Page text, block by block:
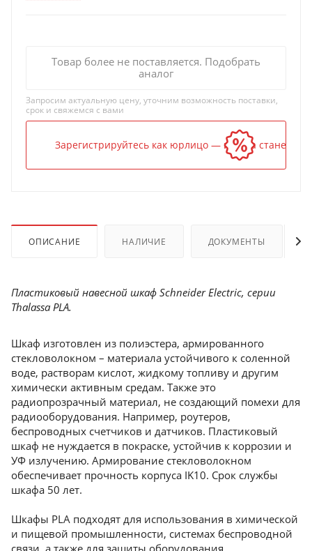
Товар более не поставляется. Подобрать
аналог
Запросим актуальную цену, уточним возможность поставки,
срок и свяжемся с вами
Зарегистрируйтесь как юрлицо — и цена станет
ОПИСАНИЕ НАЛИЧИЕ ДОКУМЕНТЫ
Пластиковый навесной шкаф Schneider Electric, серии
Thalassa PLA.
Шкаф изготовлен из полиэстера, армированного
стекловолокном – материала устойчивого к соленной
воде, растворам кислот, жидкому топливу и другим
химически активным средам. Также это
радиопрозрачный материал, не создающий помехи для
радиооборудования. Например, роутеров,
беспроводных счетчиков и датчиков. Пластиковый
шкаф не нуждается в покраске, устойчив к коррозии и
УФ излучению. Армирование стекловолокном
обеспечивает прочность корпуса IK10. Срок службы
шкафа 50 лет.
Шкафы PLA подходят для использования в химической
и пищевой промышленности, системах беспроводной
связи, а также для защиты оборудования